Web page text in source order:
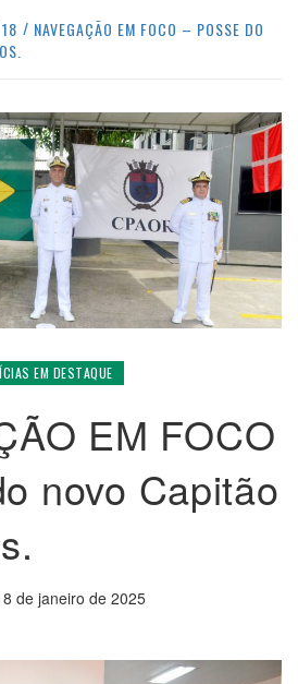
18
NAVEGAÇÃO EM FOCO – POSSE DO
EM DESTAQUE
EM FOCO
novo Capitão
de janeiro de 2025